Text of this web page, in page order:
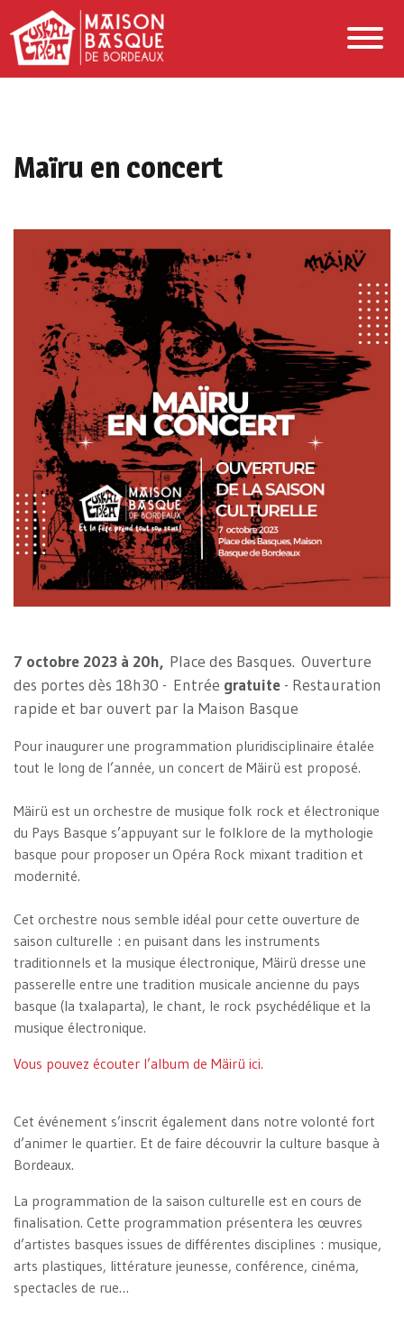
Maïru en concert
7 octobre 2023 à 20h, Place des Basques. Ouverture
des portes dès 18h30 - Entrée gratuite - Restauration
rapide et bar ouvert par la Maison Basque
Pour inaugurer une programmation pluridisciplinaire étalée
tout le long de l’année, un concert de Mäirü est proposé.
Mäirü est un orchestre de musique folk rock et électronique
du Pays Basque s’appuyant sur le folklore de la mythologie
basque pour proposer un Opéra Rock mixant tradition et
modernité.
Cet orchestre nous semble idéal pour cette ouverture de
saison culturelle : en puisant dans les instruments
traditionnels et la musique électronique, Mäirü dresse une
passerelle entre une tradition musicale ancienne du pays
basque (la txalaparta), le chant, le rock psychédélique et la
musique électronique.
Vous pouvez écouter l’album de Mäirü ici.
Cet événement s’inscrit également dans notre volonté fort
d’animer le quartier. Et de faire découvrir la culture basque à
Bordeaux.
La programmation de la saison culturelle est en cours de
finalisation. Cette programmation présentera les œuvres
d’artistes basques issues de différentes disciplines : musique,
arts plastiques, littérature jeunesse, conférence, cinéma,
spectacles de rue…